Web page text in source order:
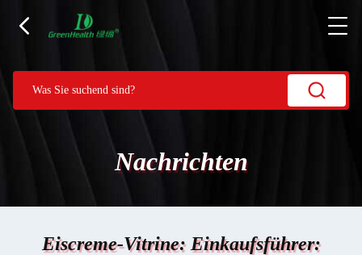
Nachrichten
Eiscreme-Vitrine: Einkaufsführer: